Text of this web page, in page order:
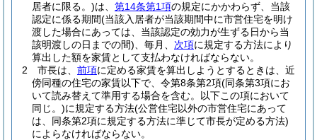
居者に限る。)は、 第14条第1項の規定にかかわらず、当該
認定に係る期間(当該入居者が当該期間中に市営住宅を明け
渡した場合にあっては、当該認定の効力が生ずる日から当
該明渡しの日までの間) 、毎月、 次項に規定する方法により
算出した額を家賃として支払わなければならない。
2
市長は、 前項に定める家賃を算出しようとするときは、近
傍同種の住宅の家賃以下で、令第8条第2項(同条第3項にお
いて読み替えて準用する場合を含む。以下この項において
同じ。)に規定する方法(公営住宅以外の市営住宅にあって
は、同条第2項に規定する方法に準じて市長が定める方法)
によらなければならない。